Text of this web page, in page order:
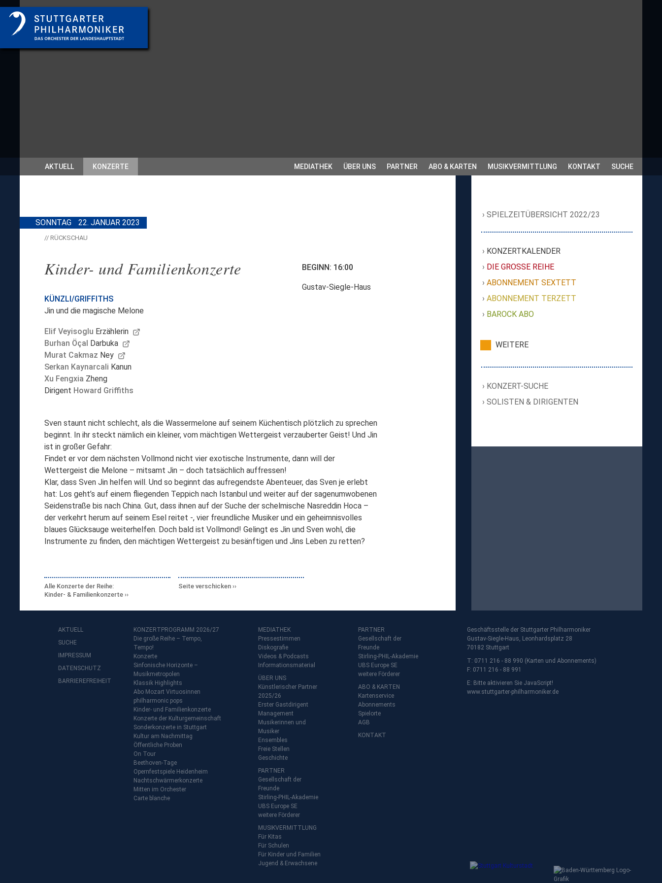
AKTUELL KONZERTE MEDIATHEK ÜBER UNS PARTNER ABO & KARTEN MUSIKVERMITTLUNG KONTAKT SUCHE
SONNTAG 22. JANUAR 2023
// RÜCKSCHAU
Kinder- und Familienkonzerte BEGINN: 16:00
Gustav-Siegle-Haus
KÜNZLI/GRIFFITHS
Jin und die magische Melone
Elif Veyisoglu Erzählerin
Burhan Öçal Darbuka
Murat Cakmaz Ney
Serkan Kaynarcali Kanun
Xu Fengxia Zheng
Dirigent Howard Griffiths
Sven staunt nicht schlecht, als die Wassermelone auf seinem Küchentisch plötzlich zu sprechen
beginnt. In ihr steckt nämlich ein kleiner, vom mächtigen Wettergeist verzauberter Geist! Und Jin
ist in großer Gefahr:
Findet er vor dem nächsten Vollmond nicht vier exotische Instrumente, dann will der
Wettergeist die Melone – mitsamt Jin – doch tatsächlich auffressen!
Klar, dass Sven Jin helfen will. Und so beginnt das aufregendste Abenteuer, das Sven je erlebt
hat: Los geht’s auf einem fliegenden Teppich nach Istanbul und weiter auf der sagenumwobenen
Seidenstraße bis nach China. Gut, dass ihnen auf der Suche der schelmische Nasreddin Hoca –
der verkehrt herum auf seinem Esel reitet -, vier freundliche Musiker und ein geheimnisvolles
blaues Glücksauge weiterhelfen. Doch bald ist Vollmond! Gelingt es Jin und Sven wohl, die
Instrumente zu finden, den mächtigen Wettergeist zu besänftigen und Jins Leben zu retten?
Alle Konzerte der Reihe:
Kinder- & Familienkonzerte
Seite verschicken
SPIELZEITÜBERSICHT 2022/23
KONZERTKALENDER
DIE GROSSE REIHE
ABONNEMENT SEXTETT
ABONNEMENT TERZETT
BAROCK ABO
WEITERE
KONZERT-SUCHE
SOLISTEN & DIRIGENTEN
AKTUELL
SUCHE
IMPRESSUM
DATENSCHUTZ
BARRIEREFREIHEIT
KONZERTPROGRAMM 2026/27
Die große Reihe – Tempo,
Tempo!
Konzerte
Sinfonische Horizonte –
Musikmetropolen
Klassik Highlights
Abo Mozart Virtuosinnen
philharmonic pops
Kinder- und Familienkonzerte
Konzerte der Kulturgemeinschaft
Sonderkonzerte in Stuttgart
Kultur am Nachmittag
Öffentliche Proben
On Tour
Beethoven-Tage
Opernfestspiele Heidenheim
Nachtschwärmerkonzerte
Mitten im Orchester
Carte blanche
MEDIATHEK
Pressestimmen
Diskografie
Videos & Podcasts
Informationsmaterial
ÜBER UNS
Künstlerischer Partner
2025/26
Erster Gastdirigent
Management
Musikerinnen und
Musiker
Ensembles
Freie Stellen
Geschichte
PARTNER
Gesellschaft der
Freunde
Stirling-PHIL-Akademie
UBS Europe SE
weitere Förderer
MUSIKVERMITTLUNG
Für Kitas
Für Schulen
Für Kinder und Familien
Jugend & Erwachsene
PARTNER
Gesellschaft der
Freunde
Stirling-PHIL-Akademie
UBS Europe SE
weitere Förderer
ABO & KARTEN
Kartenservice
Abonnements
Spielorte
AGB
KONTAKT
Geschäftsstelle der Stuttgarter Philharmoniker
Gustav-Siegle-Haus, Leonhardsplatz 28
70182 Stuttgart
T: 0711 216 - 88 990 (Karten und Abonnements)
F: 0711 216 - 88 991
E: Bitte aktivieren Sie JavaScript!
www.stuttgarter-philharmoniker.de